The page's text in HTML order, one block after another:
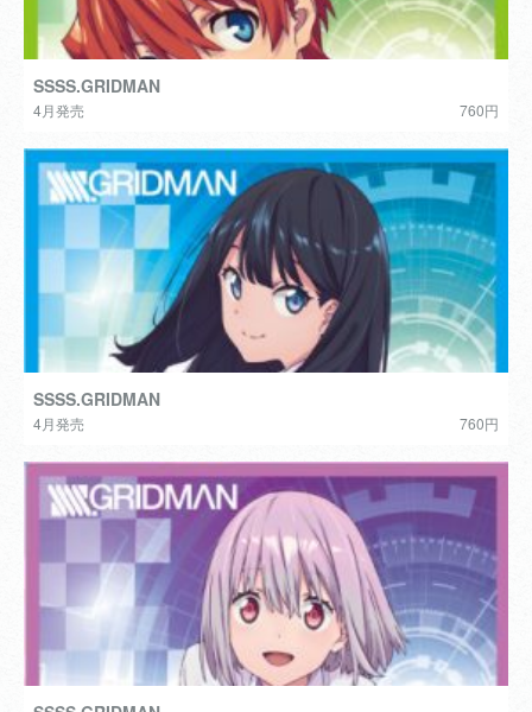
SSSS.GRIDMAN
4月発売 760円
SSSS.GRIDMAN
4月発売 760円